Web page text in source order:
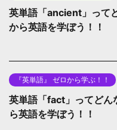
英単語「ancient」って
から英語を学ぼう！！
『英単語』 ゼロから学ぶ！！
英単語「fact」ってどん
ら英語を学ぼう！！